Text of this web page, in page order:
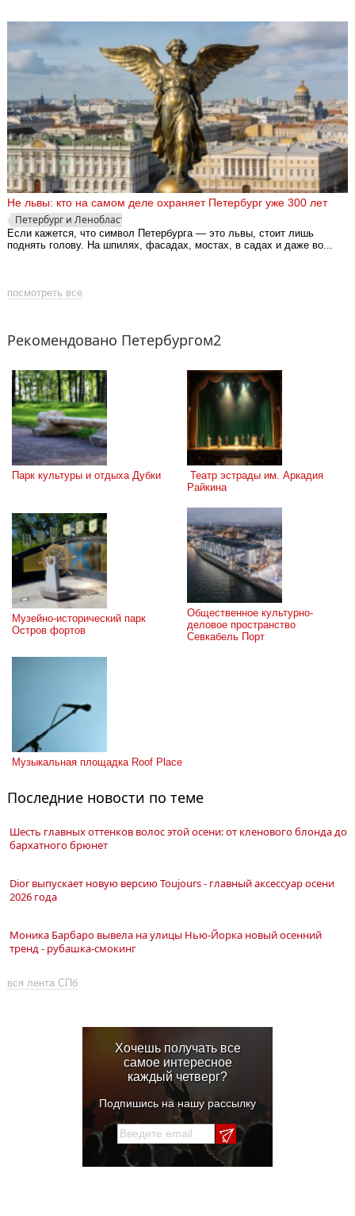
Не львы: кто на самом деле охраняет Петербург уже 300 лет
Петербург и Ленобласть
Если кажется, что символ Петербурга — это львы, стоит лишь
поднять голову. На шпилях, фасадах, мостах, в садах и даже во...
посмотреть все
Рекомендовано Петербургом2
Парк культуры и отдыха Дубки
Райкина
Музейно-исторический парк
Остров фортов
Общественное культурно-
деловое пространство
Севкабель Порт
Музыкальная площадка Roof Place
Последние новости по теме
Шесть главных оттенков волос этой осени: от кленового блонда до
бархатного брюнет
Dior выпускает новую версию Toujours - главный аксессуар осени
2026 года
Моника Барбаро вывела на улицы Нью-Йорка новый осенний
тренд - рубашка-смокинг
вся лента СПб
Хочешь получать все
самое интересное
каждый четверг?
Подпишись на нашу рассылку